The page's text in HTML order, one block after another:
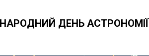
ДЕНЬ АСТРОНОМІЇ